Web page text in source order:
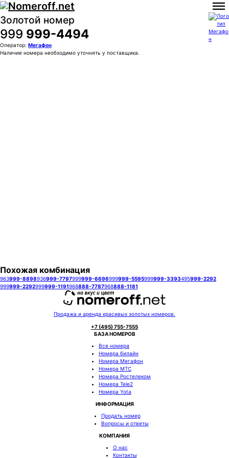
Золотой номер
999 999-4494
Оператор: Мегафон
Наличие номера необходимо уточнять у поставщика.
Похожая комбинация
963999-8898936999-7797999999-6696999999-5595999999-3393495999-2292
999999-2292999999-1191968888-7787968888-1181
Продажа и аренда красивых золотых номеров.
+7 (495) 755-7555
БАЗА НОМЕРОВ
Все номера
Номера билайн
Номера Мегафон
Номера МТС
Номера Ростелеком
Номера Tele2
Номера Yota
ИНФОРМАЦИЯ
Продать номер
Вопросы и ответы
КОМПАНИЯ
О нас
Контакты